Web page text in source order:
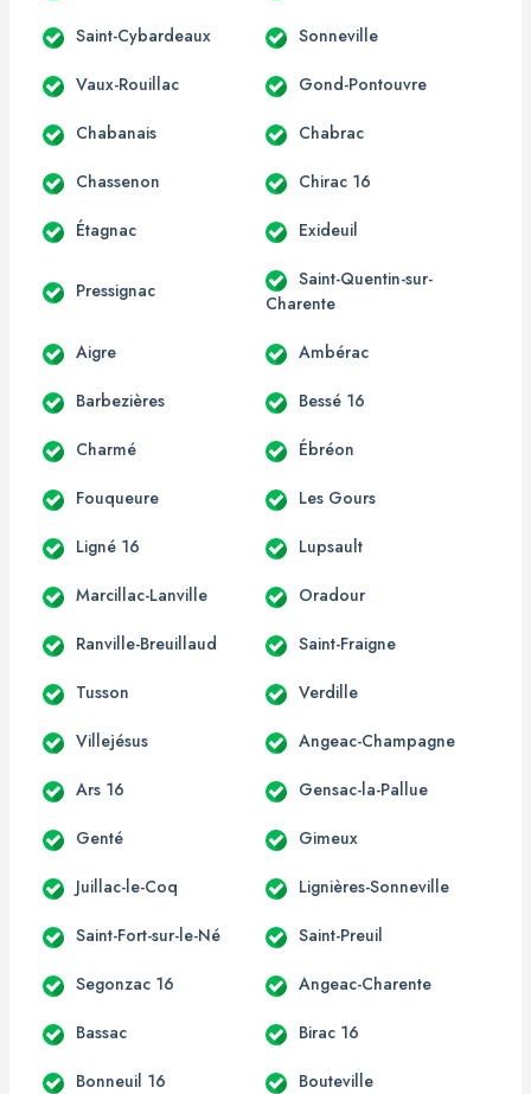
Saint-Cybardeaux Sonneville
Vaux-Rouillac Gond-Pontouvre
Chabanais Chabrac
Chassenon Chirac 16
Étagnac Exideuil
Pressignac
Saint-Quentin-sur-
Charente
Aigre Ambérac
Barbezières Bessé 16
Charmé Ébréon
Fouqueure Les Gours
Ligné 16 Lupsault
Marcillac-Lanville Oradour
Ranville-Breuillaud Saint-Fraigne
Tusson Verdille
Villejésus Angeac-Champagne
Ars 16 Gensac-la-Pallue
Genté Gimeux
Juillac-le-Coq Lignières-Sonneville
Saint-Fort-sur-le-Né Saint-Preuil
Segonzac 16 Angeac-Charente
Bassac Birac 16
Bonneuil 16 Bouteville